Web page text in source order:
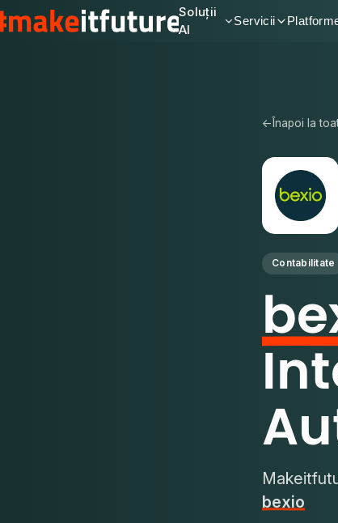
Soluții
AI
Servicii
← Înapoi la
Contabilitate
bexio